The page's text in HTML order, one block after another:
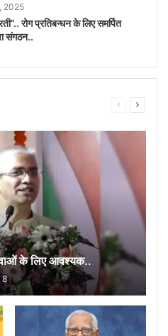
2025
रोग प्रतिबन्धन के लिए समर्पित
संगठन..
Previous
के लिए आवश्यक..
8